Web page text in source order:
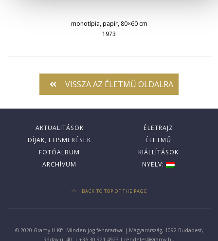
monotípia, papír, 80×60 cm
1973
VISSZA AZ ÉLETMŰ OLDALRA
AKTUALITÁSOK
ÉLETRAJZ
DÍJAK, ELISMERÉSEK
ÉLETMŰ
FOTÓALBUM
KIÁLLÍTÁSOK
ARCHÍVUM
NYELV:
BACK TO TOP OF THE PAGE
© 2020 Gramy-H Kft. Minden jog fenntartva! | Magyarország, 1092 Budapest,
Ráday u. 40. | +36 30 921 4923 | rendeles@gramy.hu